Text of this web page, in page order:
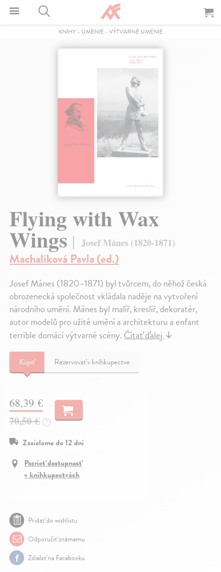
KNIHY- UMENIE- VÝTVARNÉ UMENIE
Flying with Wax
Wings Josef Mánes (1820-1871)
Machalíková Pavla (ed.)
Josef Mánes (1820–1871) byl tvůrcem, do něhož česká
obrozenecká společnost vkládala naděje na vytvoření
národního umění. Mánes byl malíř, kreslíř, dekoratér,
autor modelů pro užité umění a architekturu a enfant
terrible domácí výtvarné scény.Čítať ďalej↓
Kúpiť Rezervovať v kníhkupectve
68,39 €
70,50 € ?
Zasielame do 12 dní
Pozrieť dostupnosť
v kníhkupectvách
Pridať do wishlistu
Odporučiť známemu
Zdielať na Facebooku